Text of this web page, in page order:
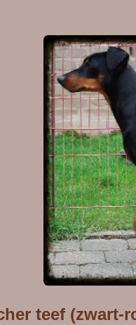
teef (zwart-